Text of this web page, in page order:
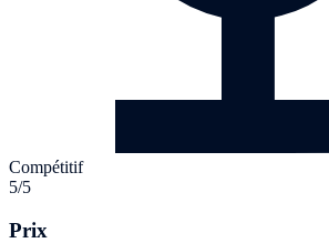
Compétitif
5/5
Prix